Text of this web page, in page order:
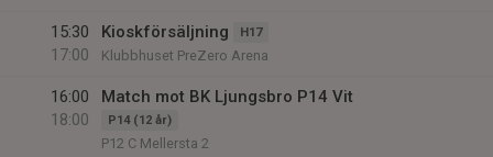
15:30
17:00
Kioskförsäljning H17
Klubbhuset PreZero Arena
16:00
18:00
Match mot BK Ljungsbro P14 Vit
P14 (12 år)
P12 C Mellersta 2